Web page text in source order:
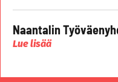
Naantalin
Lue lisää